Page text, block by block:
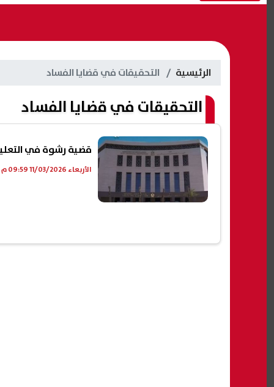
الرئيسية التحقيقات في قضايا الفساد
التحقيقات في قضايا الفساد
قضية رشوة في
الأربعاء 11/03/2026 09:59 م